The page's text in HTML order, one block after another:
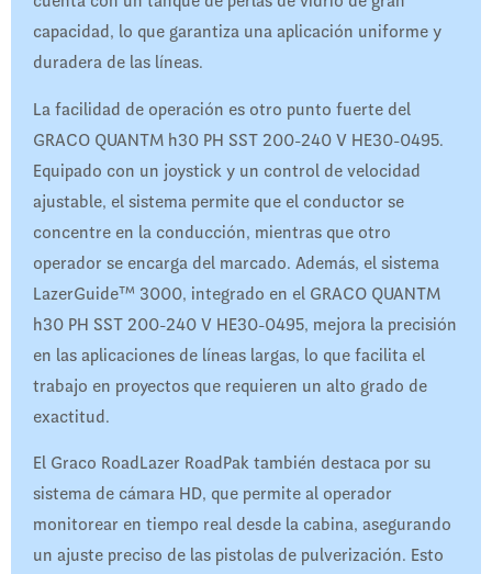
capacidad, lo que garantiza una aplicación uniforme y
duradera de las líneas.
La facilidad de operación es otro punto fuerte del
GRACO QUANTM h30 PH SST 200-240 V HE30-0495.
Equipado con un joystick y un control de velocidad
ajustable, el sistema permite que el conductor se
concentre en la conducción, mientras que otro
operador se encarga del marcado. Además, el sistema
LazerGuide™ 3000, integrado en el GRACO QUANTM
h30 PH SST 200-240 V HE30-0495, mejora la precisión
en las aplicaciones de líneas largas, lo que facilita el
trabajo en proyectos que requieren un alto grado de
exactitud.
El Graco RoadLazer RoadPak también destaca por su
sistema de cámara HD, que permite al operador
monitorear en tiempo real desde la cabina, asegurando
un ajuste preciso de las pistolas de pulverización. Esto